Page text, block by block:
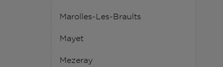
Marolles-Les-Braults
Mayet
Mezeray